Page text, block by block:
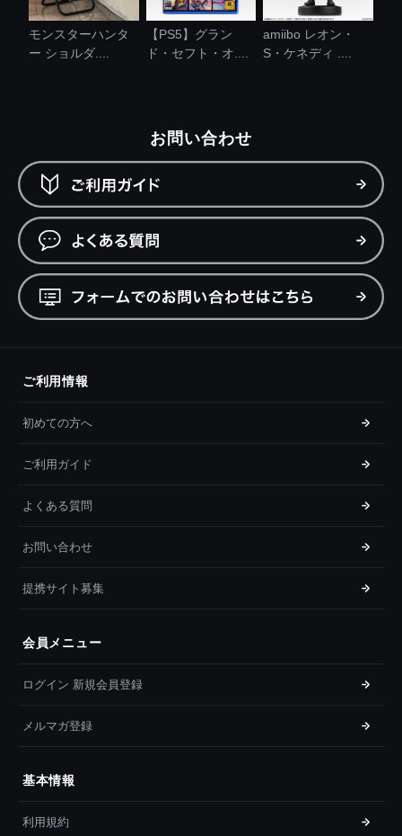
モンスターハンタ
ー ショルダ....
【PS5】グラン
ド・セフト・オ....
amiibo レオン・
S・ケネディ ....
お問い合わせ
ご利用情報
初めての方へ
ご利用ガイド
よくある質問
お問い合わせ
提携サイト募集
会員メニュー
ログイン 新規会員登録
メルマガ登録
基本情報
利用規約